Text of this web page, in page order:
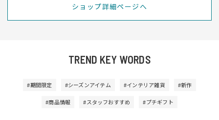
ショップ詳細ページへ
TREND KEY WORDS
#期間限定 #シーズンアイテム #インテリア雑貨 #新作
#商品情報 #スタッフおすすめ #プチギフト